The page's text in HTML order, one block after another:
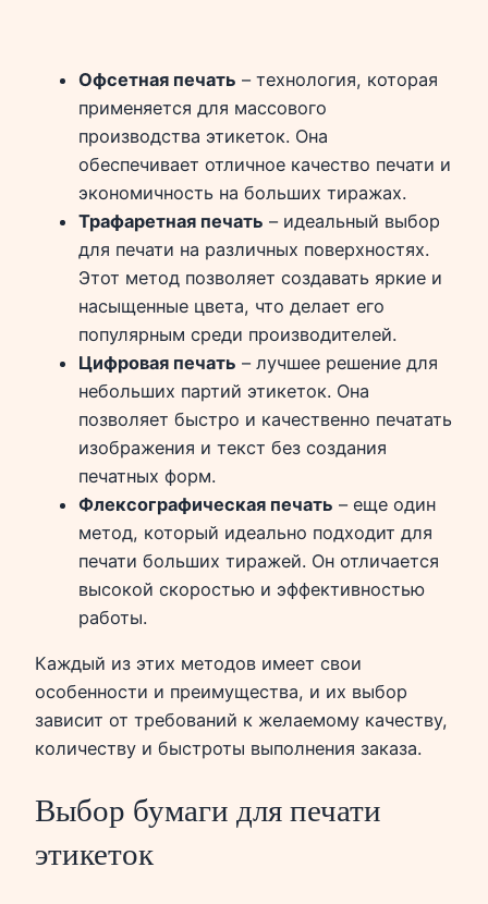
Офсетная печать – технология, которая
применяется для массового
производства этикеток. Она
обеспечивает отличное качество печати и
экономичность на больших тиражах.
Трафаретная печать – идеальный выбор
для печати на различных поверхностях.
Этот метод позволяет создавать яркие и
насыщенные цвета, что делает его
популярным среди производителей.
Цифровая печать – лучшее решение для
небольших партий этикеток. Она
позволяет быстро и качественно печатать
изображения и текст без создания
печатных форм.
Флексографическая печать – еще один
метод, который идеально подходит для
печати больших тиражей. Он отличается
высокой скоростью и эффективностью
работы.
Каждый из этих методов имеет свои
особенности и преимущества, и их выбор
зависит от требований к желаемому качеству,
количеству и быстроты выполнения заказа.
Выбор бумаги для печати
этикеток